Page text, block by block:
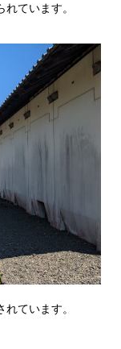
ています。
ています。